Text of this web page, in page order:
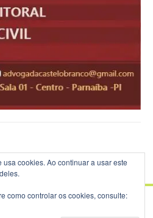
Patus by
cookies. Ao continuar a usar este
como controlar os cookies, consulte: